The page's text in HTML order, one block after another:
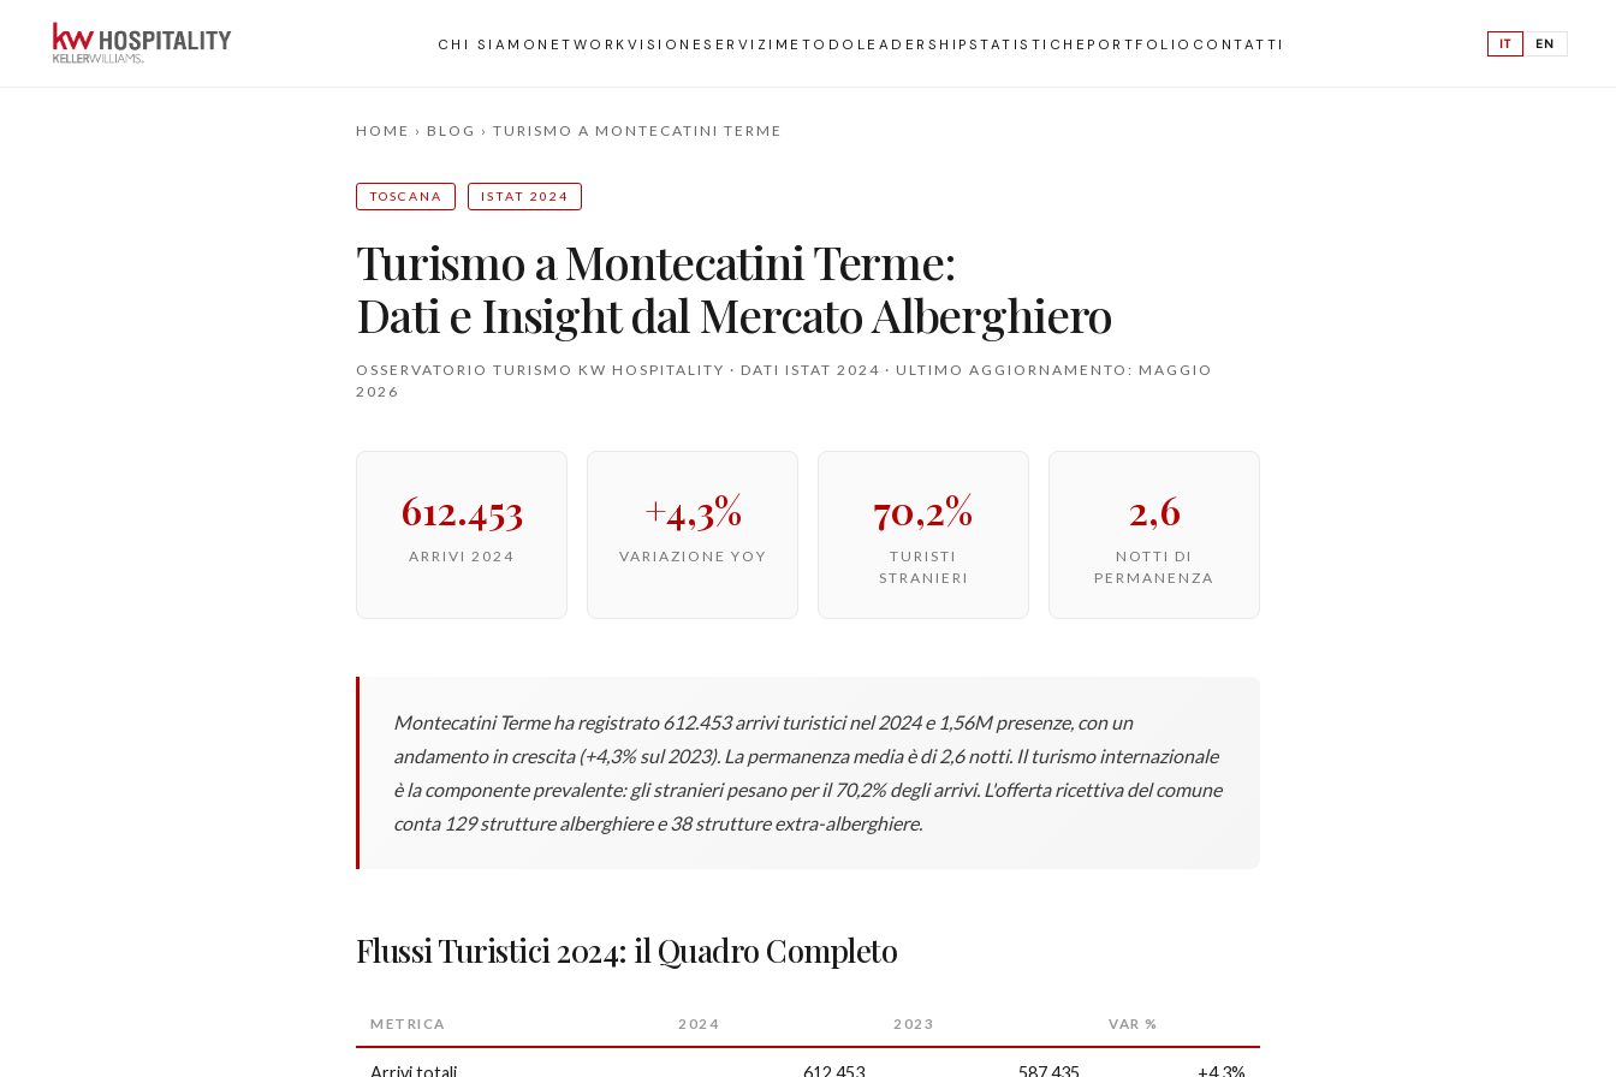
CHI SIAMO NETWORK VISIONESERVIZI METODO LEADERSHIP STATISTICHE PORTFOLIO CONTATTI IT EN
HOME › BLOG › TURISMO A MONTECATINI TERME
TOSCANA ISTAT 2024
Turismo a Montecatini Terme:
Dati e Insight dal Mercato Alberghiero
OSSERVATORIO TURISMO KW HOSPITALITY · DATI ISTAT 2024 · ULTIMO AGGIORNAMENTO: MAGGIO
2026
612.453
ARRIVI 2024
+4,3%
VARIAZIONE YOY
70,2%
TURISTI
STRANIERI
2,6
NOTTI DI
PERMANENZA
Montecatini Terme ha registrato 612.453 arrivi turistici nel 2024 e 1,56M presenze, con un
andamento in crescita (+4,3% sul 2023). La permanenza media è di 2,6 notti. Il turismo internazionale
è la componente prevalente: gli stranieri pesano per il 70,2% degli arrivi. L'offerta ricettiva del comune
conta 129 strutture alberghiere e 38 strutture extra-alberghiere.
Flussi Turistici 2024: il Quadro Completo
METRICA 2024 2023 VAR %
Arrivi totali 612.453 587.435 +4,3%